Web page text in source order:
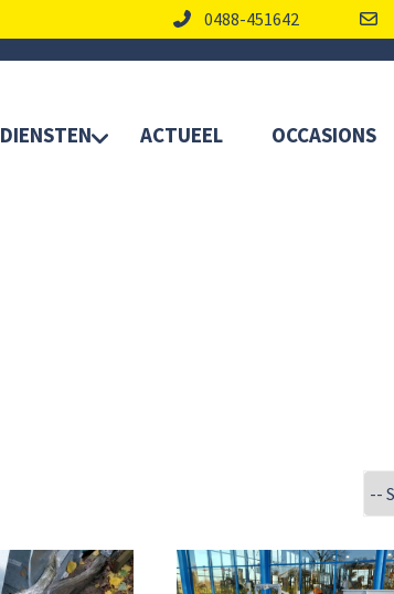
0488-451642
DIENSTEN ACTUEEL OCCASIONS